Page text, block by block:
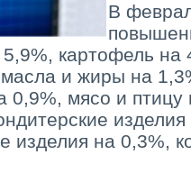
В
картофель на
и жиры на
0,9%, мясо и
изделия на 0,3%,